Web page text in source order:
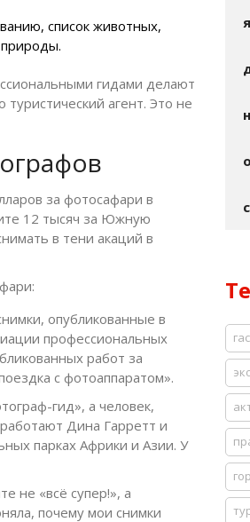
список животных,
гидами делают
агент. Это не
за фотосафари в
12 тысяч за Южную
в тени акаций в
опубликованные в
профессиональных
работ за
с фотоаппаратом».
гид», а человек,
Дина Гарретт и
парках Африки и Азии. У
не «всё супер!», а
почему мои снимки